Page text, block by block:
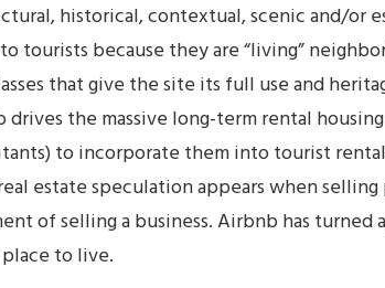
historical, contextual, scenic and/or
tourists because they are “living”
that give the site its full use and
the massive long-term rental
to incorporate them into tourist
estate speculation appears when
of selling a business. Airbnb has turned
to live.